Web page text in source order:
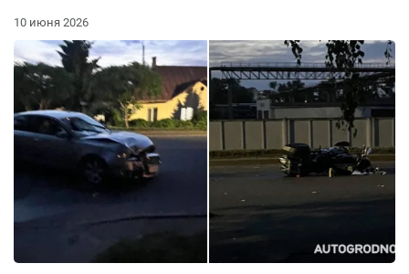
10 июня 2026